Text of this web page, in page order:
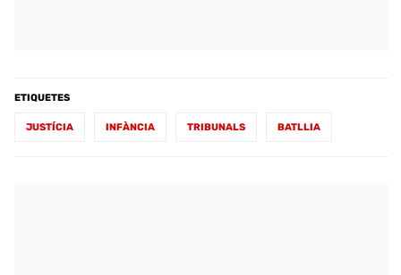
ETIQUETES
JUSTÍCIA INFÀNCIA TRIBUNALS BATLLIA